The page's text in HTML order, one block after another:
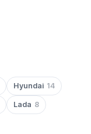
Hyundai 14
Lada 8